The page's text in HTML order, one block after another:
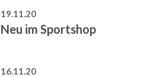
19.11.20
Neu im Sportshop
16.11.20